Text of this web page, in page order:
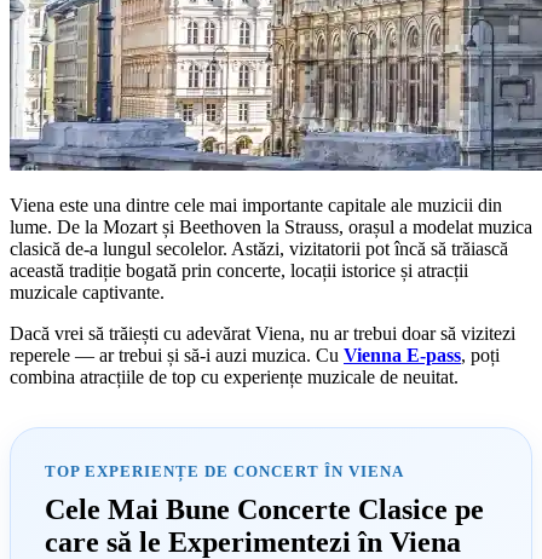
Viena este una dintre cele mai importante capitale ale muzicii din
lume. De la Mozart și Beethoven la Strauss, orașul a modelat muzica
clasică de-a lungul secolelor. Astăzi, vizitatorii pot încă să trăiască
această tradiție bogată prin concerte, locații istorice și atracții
muzicale captivante.
Dacă vrei să trăiești cu adevărat Viena, nu ar trebui doar să vizitezi
reperele — ar trebui și să-i auzi muzica. Cu Vienna E-pass, poți
combina atracțiile de top cu experiențe muzicale de neuitat.
TOP EXPERIENȚE DE CONCERT ÎN VIENA
Cele Mai Bune Concerte Clasice pe
care să le Experimentezi în Viena